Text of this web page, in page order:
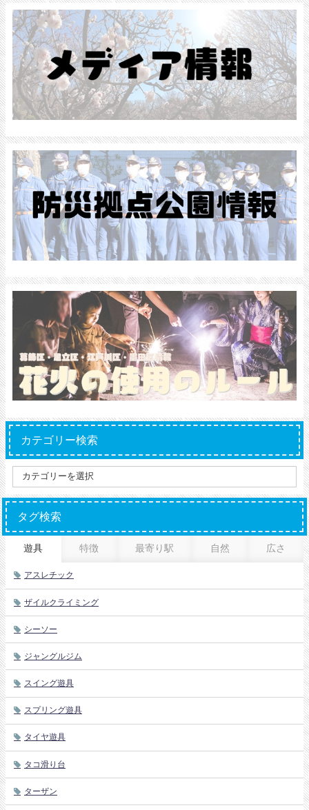
カテゴリー検索
タグ検索
遊具 特徴 最寄り駅 自然 広さ
アスレチック
ザイルクライミング
シーソー
ジャングルジム
スイング遊具
スプリング遊具
タイヤ遊具
タコ滑り台
ターザン